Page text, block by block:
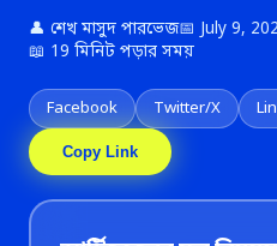
👤 শেখ মাসুদ পারভেজ📅 July 9,
📖 19 মিনিট পড়ার সময়
Facebook Twitter/X
Copy Link